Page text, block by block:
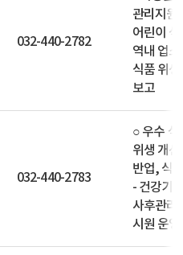
032-440-2782
관리지원
어린이
역내 업
식품 위
보고
032-440-2783
○ 우수 식
위생 개
반업, 식
- 건강기
사후관리
시원 운